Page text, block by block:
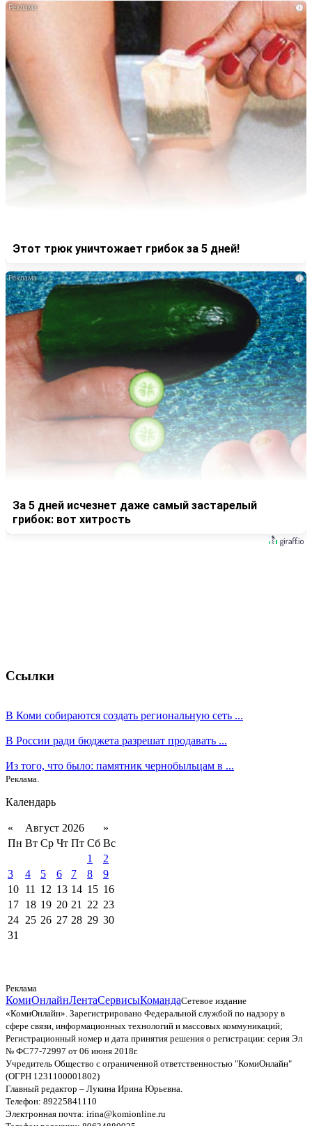
i
Этот трюк уничтожает грибок за 5 дней!
i
За 5 дней исчезнет даже самый застарелый
грибок: вот хитрость
Ссылки
В Коми собираются создать региональную сеть ...
В России ради бюджета разрешат продавать ...
Из того, что было: памятник чернобыльцам в ...
Реклама.
Календарь
« Август 2026
»
Пн Вт Ср Чт Пт Сб Вс
1
2
3
4 5 6 7 8
9
10 11 12 13 14 15 16
17 18 19 20 21 22 23
24 25 26 27 28 29 30
31
Реклама
КомиОнлайнЛентаСервисыКомандаСетевое издание
«КомиОнлайн». Зарегистрировано Федеральной службой по надзору в
сфере связи, информационных технологий и массовых коммуникаций;
Регистрационный номер и дата принятия решения о регистрации: серия Эл
№ ФС77-72997 от 06 июня 2018г.
Учредитель Общество с ограниченной ответственностью "КомиОнлайн"
(ОГРН 1231100001802)
Главный редактор – Лукина Ирина Юрьевна.
Телефон: 89225841110
Электронная почта: irina@komionline.ru